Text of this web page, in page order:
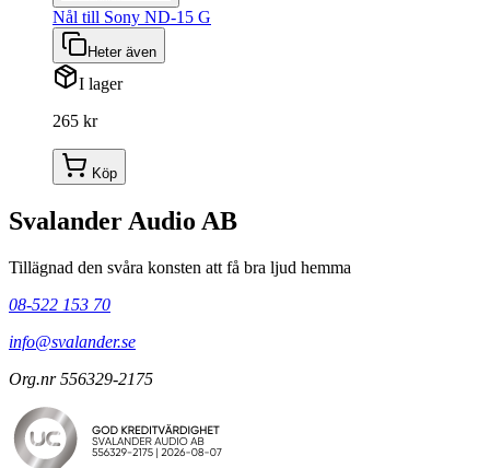
Nål till Sony ND-15 G
Heter även
I lager
265 kr
Köp
Svalander Audio AB
Tillägnad den svåra konsten att få bra ljud hemma
08-522 153 70
info@svalander.se
Org.nr 556329-2175